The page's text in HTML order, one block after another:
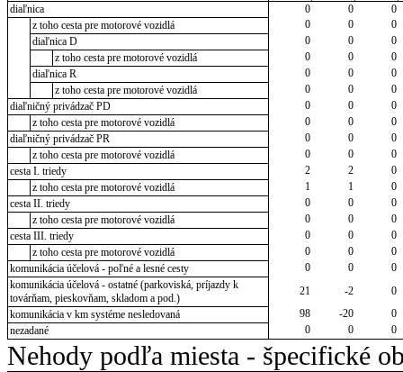
diaľnica
0 0
0
z toho cesta pre motorové vozidlá
0 0
0
diaľnica D
0 0
0
z toho cesta pre motorové vozidlá
0 0
0
diaľnica R
0 0
0
z toho cesta pre motorové vozidlá
0 0
0
diaľničný privádzač PD
0 0
0
z toho cesta pre motorové vozidlá
0 0
0
diaľničný privádzač PR
0 0
0
z toho cesta pre motorové vozidlá
0 0
0
cesta I. triedy
2 2
0
z toho cesta pre motorové vozidlá
1 1
0
cesta II. triedy
0 0
0
z toho cesta pre motorové vozidlá
0 0
0
cesta III. triedy
0 0
0
z toho cesta pre motorové vozidlá
0 0
0
komunikácia účelová - poľné a lesné cesty
0 0
0
komunikácia účelová - ostatné (parkoviská, príjazdy k
továrňam, pieskovňam, skladom a pod.)
21 -2
0
komunikácia v km systéme nesledovaná
98 -20
0
nezadané
0 0 0
Nehody podľa miesta - špecifické